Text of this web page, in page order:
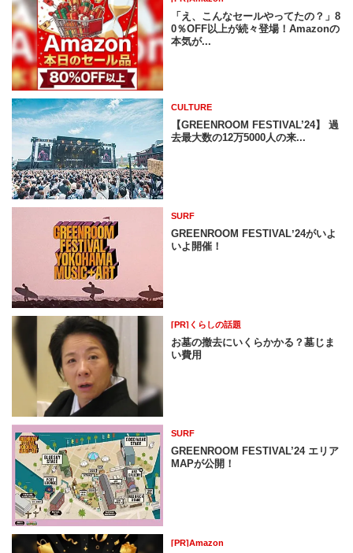
「え、こんなセールやってたの？」8
0％OFF以上が続々登場！Amazonの
本気が...
CULTURE
【GREENROOM FESTIVAL’24】 過
去最大数の12万5000人の来...
SURF
GREENROOM FESTIVALʼ24がいよ
いよ開催！
[PR]くらしの話題
お墓の撤去にいくらかかる？墓じま
い費用
SURF
GREENROOM FESTIVAL’24 エリア
MAPが公開！
[PR]Amazon